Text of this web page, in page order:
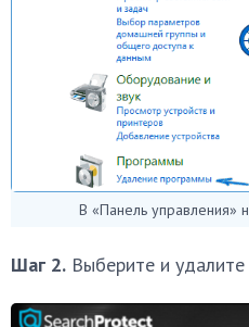
В «Панель
Шаг 2. Выберите и